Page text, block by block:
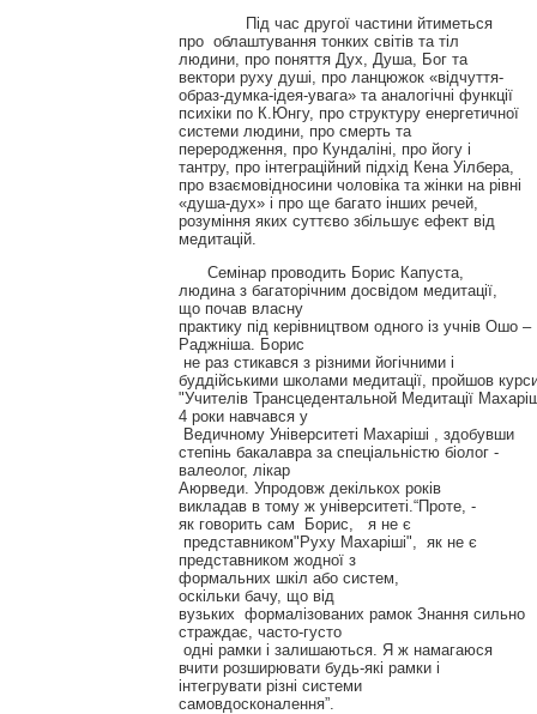
Під час другої частини йтиметься
про облаштування тонких світів та тіл
людини, про поняття Дух, Душа, Бог та
вектори руху душі, про ланцюжок «відчуття-
образ-думка-ідея-увага» та аналогічні функції
психіки по К.Юнгу, про структуру енергетичної
системи людини, про смерть та
переродження, про Кундаліні, про йогу і
тантру, про інтеграційний підхід Кена Уілбера,
про взаємовідносини чоловіка та жінки на рівні
«душа-дух» і про ще багато інших речей,
розуміння яких суттєво збільшує ефект від
медитацій.
Семінар проводить Борис Капуста,
людина з багаторічним досвідом медитації,
що почав власну
практику під керівництвом одного із учнів Ошо –
Раджніша. Борис
не раз стикався з різними йогічними і
буддійськими школами медитації, пройшов
"Учителів Трансцедентальной Медитації
4 роки навчався у
Ведичному Університеті Махаріші , здобувши
степінь бакалавра за спеціальністю біолог -
валеолог, лікар
Аюрведи. Упродовж декількох років
викладав в тому ж університеті.“Проте, -
як говорить сам Борис, я не є
представником"Руху Махаріші", як не є
представником жодної з
формальних шкіл або систем,
оскільки бачу, що від
вузьких формалізованих рамок Знання сильно
страждає, часто-густо
одні рамки і залишаються. Я ж намагаюся
вчити розширювати будь-які рамки і
інтегрувати різні системи
самовдосконалення”.